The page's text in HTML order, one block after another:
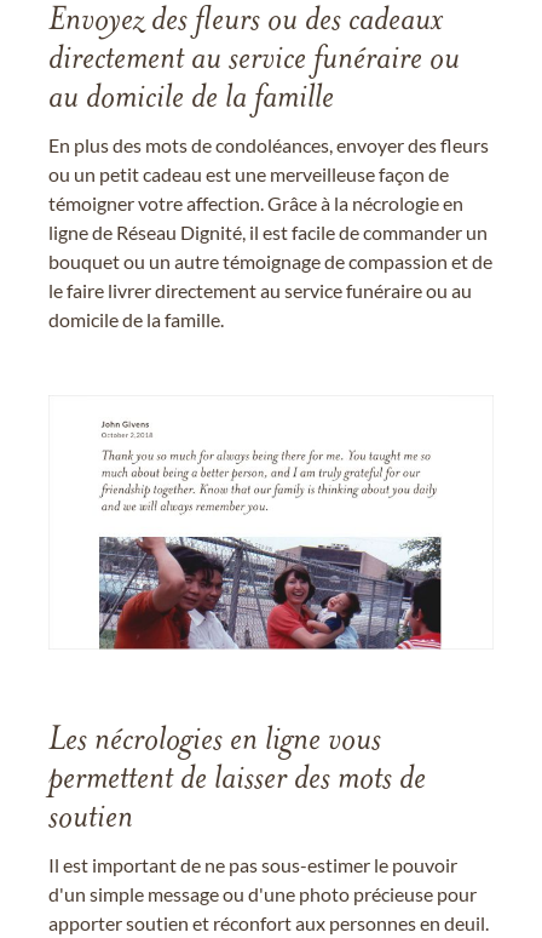
Envoyez des fleurs ou des cadeaux
directement au service funéraire ou
au domicile de la famille
En plus des mots de condoléances, envoyer des fleurs
ou un petit cadeau est une merveilleuse façon de
témoigner votre affection. Grâce à la nécrologie en
ligne de Réseau Dignité, il est facile de commander un
bouquet ou un autre témoignage de compassion et de
le faire livrer directement au service funéraire ou au
domicile de la famille.
Les nécrologies en ligne vous
permettent de laisser des mots de
soutien
Il est important de ne pas sous-estimer le pouvoir
d'un simple message ou d'une photo précieuse pour
apporter soutien et réconfort aux personnes en deuil.